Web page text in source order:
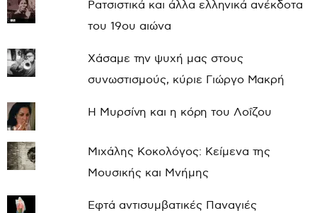
Ρατσιστικά και άλλα ελληνικά ανέκδοτα
του 19ου αιώνα
Χάσαμε την ψυχή μας στους
συνωστισμούς, κύριε Γιώργο Μακρή
Η Μυρσίνη και η κόρη του Λοΐζου
Μιχάλης Κοκολόγος: Κείμενα της
Μουσικής και Μνήμης
Εφτά αντισυμβατικές Παναγιές